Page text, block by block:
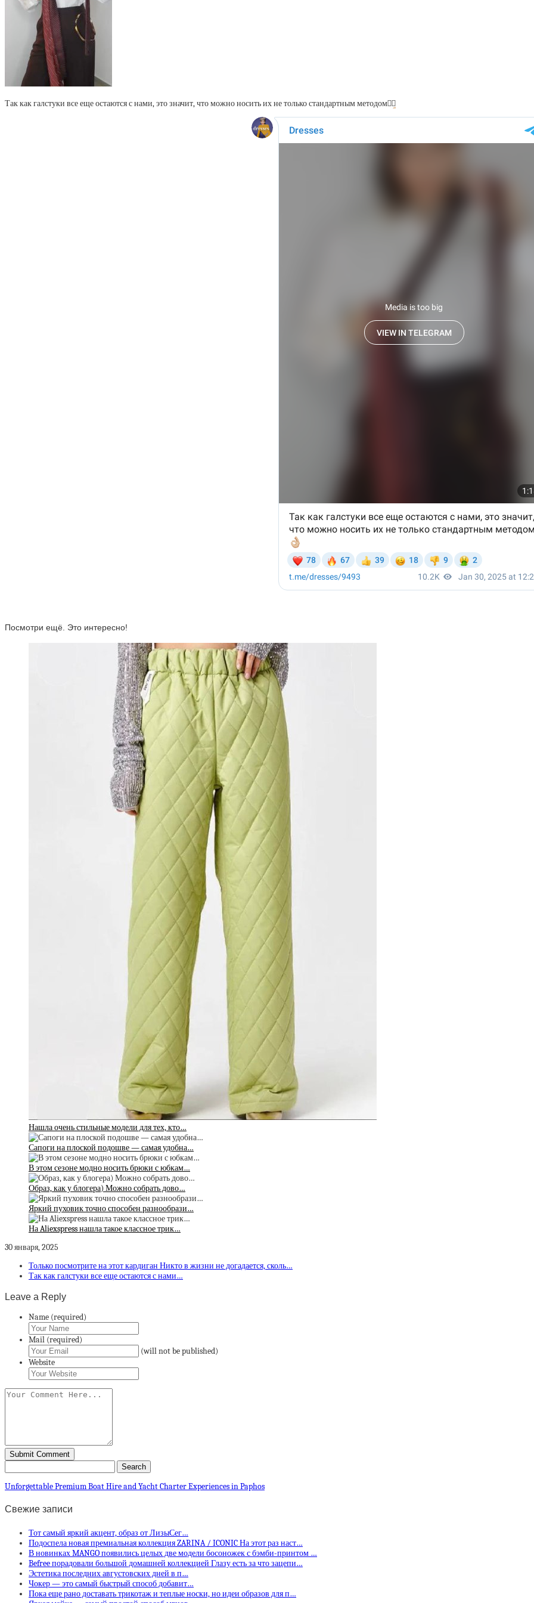
Так как галстуки все еще остаются с нами, это значит, что можно носить их не только стандартным методом👌🏼
Посмотри ещё. Это интересно!
Нашла очень стильные модели для тех, кто…
Сапоги на плоской подошве — самая удобна…
В этом сезоне модно носить брюки с юбкам…
Образ, как у блогера) Можно собрать дово…
Яркий пуховик точно способен разнообрази…
На Aliexspress нашла такое классное трик…
30 января, 2025
Только посмотрите на этот кардиган Никто в жизни не догадается, сколь…
Так как галстуки все еще остаются с нами…
Leave a Reply
Name (required)
Mail (required)
(will not be published)
Website
Unforgettable Premium Boat Hire and Yacht Charter Experiences in Paphos
Свежие записи
Тот самый яркий акцент, образ от ЛизыСег…
Подоспела новая премиальная коллекция ZARINA / ICONIC На этот раз наст…
В новинках MANGO появились целых две модели босоножек с бэмби-принтом …
Befree порадовали большой домашней коллекцией Глазу есть за что зацепи…
Эстетика последних августовских дней в п…
Чокер — это самый быстрый способ добавит…
Пока еще рано доставать трикотаж и теплые носки, но идеи образов для п…